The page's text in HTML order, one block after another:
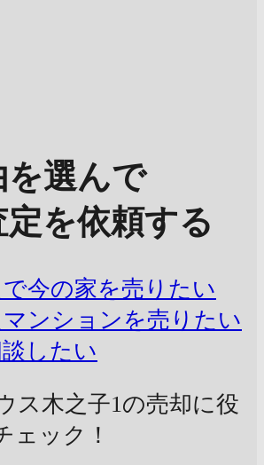
を選んで
を依頼する
今の家を売りたい
ンションを売りたい
したい
ス木之子1の売却に役
ェック！